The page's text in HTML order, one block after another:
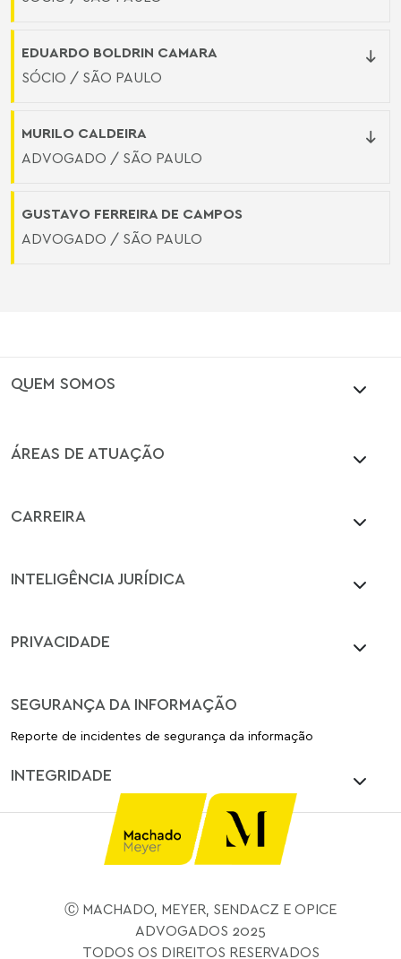
EDUARDO BOLDRIN CAMARA
SÓCIO / SÃO PAULO
MURILO CALDEIRA
ADVOGADO / SÃO PAULO
GUSTAVO FERREIRA DE CAMPOS
ADVOGADO / SÃO PAULO
QUEM SOMOS
ÁREAS DE ATUAÇÃO
CARREIRA
INTELIGÊNCIA JURÍDICA
PRIVACIDADE
SEGURANÇA DA INFORMAÇÃO
Reporte de incidentes de segurança da informação
INTEGRIDADE
Ⓒ MACHADO, MEYER, SENDACZ E OPICE
ADVOGADOS 2025
TODOS OS DIREITOS RESERVADOS